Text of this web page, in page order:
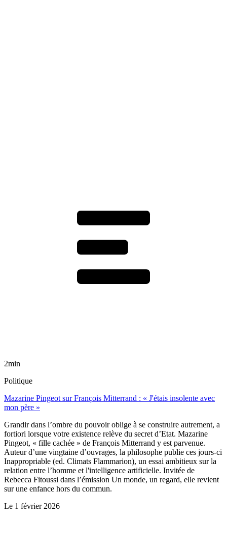
2min
Politique
Mazarine Pingeot sur François Mitterrand : « J'étais insolente avec
mon père »
Grandir dans l’ombre du pouvoir oblige à se construire autrement, a
fortiori lorsque votre existence relève du secret d’Etat. Mazarine
Pingeot, « fille cachée » de François Mitterrand y est parvenue.
Auteur d’une vingtaine d’ouvrages, la philosophe publie ces jours-ci
Inappropriable (ed. Climats Flammarion), un essai ambitieux sur la
relation entre l’homme et l'intelligence artificielle. Invitée de
Rebecca Fitoussi dans l’émission Un monde, un regard, elle revient
sur une enfance hors du commun.
Le 1 février 2026